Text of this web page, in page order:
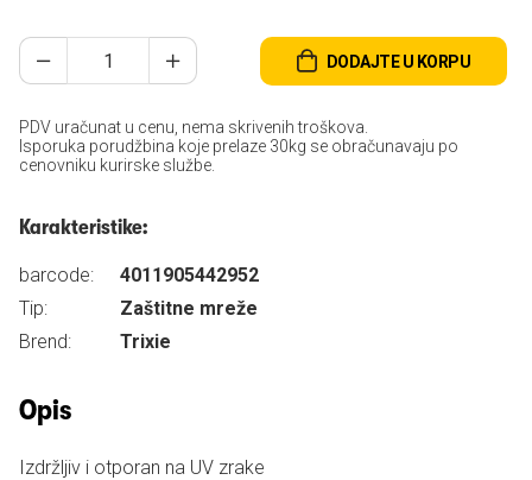
DODAJTE U KORPU
PDV uračunat u cenu, nema skrivenih troškova.
Isporuka porudžbina koje prelaze 30kg se obračunavaju po
cenovniku kurirske službe.
Karakteristike:
barcode:
4011905442952
Tip:
Zaštitne mreže
Brend:
Trixie
Opis
Izdržljiv i otporan na UV zrake